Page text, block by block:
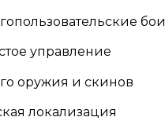
бои
управление
оружия и скинов
локализация